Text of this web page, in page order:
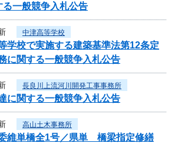
一般競争入札公告
中津高等学校
学校で実施する建築基準法第12条定
に関する一般競争入札公告
長良川上流河川開発工事事務所
に関する一般競争入札公告
高山土木事務所
委維単橋全1号／県単 橋梁指定修繕